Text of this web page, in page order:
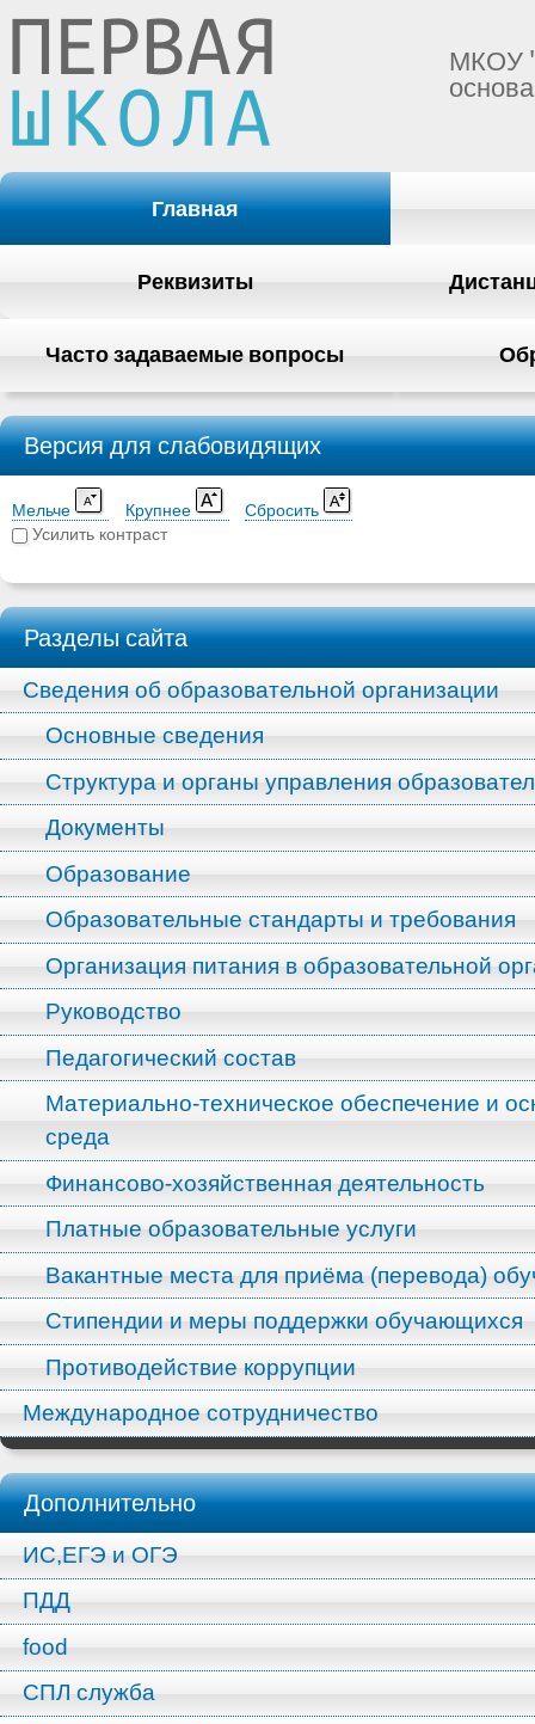
МКОУ
Главная
Реквизиты
Часто задаваемые вопросы
Версия для слабовидящих
Мельче Крупнее
Сбросить
Усилить контраст
Разделы сайта
Сведения об образовательной организации
Основные сведения
Структура и органы управления
Документы
Образование
Образовательные стандарты и требования
Организация питания в образовательной
Руководство
Педагогический состав
Материально-техническое обеспечение и
среда
Финансово-хозяйственная деятельность
Платные образовательные услуги
Вакантные места для приёма (перевода)
Стипендии и меры поддержки обучающихся
Противодействие коррупции
Международное сотрудничество
Дополнительно
ИС,ЕГЭ и ОГЭ
ПДД
food
СПЛ служба